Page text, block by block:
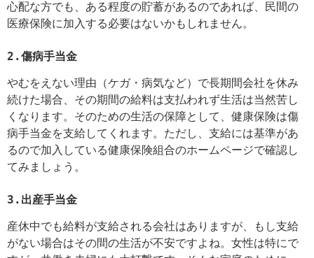
心配な方でも、ある程度の貯蓄があるのであれば、民間の
医療保険に加入する必要はないかもしれません。
2.傷病手当金
やむをえない理由（ケガ・病気など）で長期間会社を休み
続けた場合、その期間の給料は支払われず生活は当然苦し
くなります。そのための生活の保障として、健康保険は傷
病手当金を支給してくれます。ただし、支給には基準があ
るので加入している健康保険組合のホームページで確認し
てみましょう。
3.出産手当金
産休中でも給料が支給される会社はありますが、もし支給
がない場合はその間の生活が不安ですよね。女性は特にで